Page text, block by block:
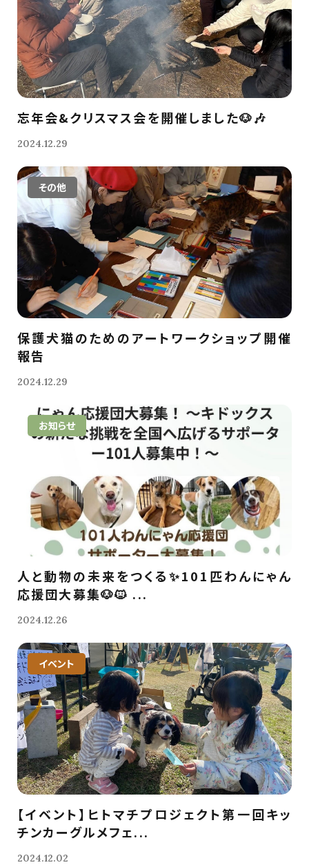
忘年会&クリスマス会を開催しました🐶🎶
2024.12.29
その他
保護犬猫のためのアートワークショップ開催
報告
2024.12.29
お知らせ
人と動物の未来をつくる✨101匹わんにゃん
応援団大募集🐶🐱 ...
2024.12.26
イベント
【イベント】ヒトマチプロジェクト第一回キッ
チンカーグルメフェ...
2024.12.02